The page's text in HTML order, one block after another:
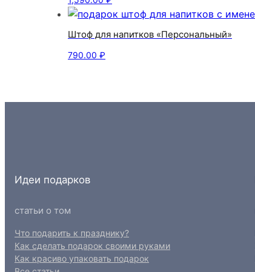
Штоф для напитков «Персональный»
790.00 ₽
Идеи подарков
статьи о том
Что подарить к празднику?
Как сделать подарок своими руками
Как красиво упаковать подарок